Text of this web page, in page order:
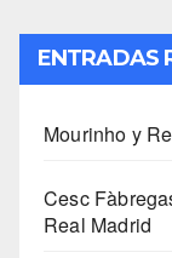
ENTRADAS
Mourinho y
Cesc
Real Madrid